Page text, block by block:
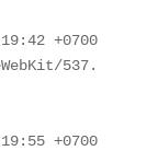
+0700]
537.36
+0700]